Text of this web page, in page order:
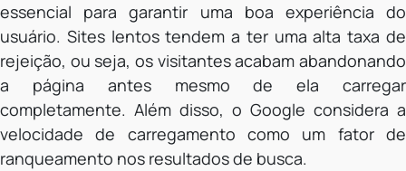
essencial para garantir uma boa experiência do
usuário. Sites lentos tendem a ter uma alta taxa de
rejeição, ou seja, os visitantes acabam abandonando
a página antes mesmo de ela carregar
completamente. Além disso, o Google considera a
velocidade de carregamento como um fator de
ranqueamento nos resultados de busca.